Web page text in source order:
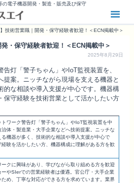
電子機器開発・製造・販売及び保守
】技術営業職｜開発・保守経験者歓迎！＜ECN掲載中＞
発・保守経験者歓迎！＜ECN掲載中＞
2025年8月29日
灯「警子ちゃん」やIoT監視装置を、
提案。ニッチながら現場を支える機器と
的な相談や導入支援が中心です。機器構
保守経験を技術営業として活かしたい方
トワーク警告灯「警子ちゃん」やIoT監視装置を中
体・製造業・大手企業などへ技術提案。ニッチな
る機器が多く、技術的な相談や導入支援が中心で
経験を活かしたい方、機器構成に理解がある方を歓
クに興味があり、学びながら取り組める方を歓迎
ーやSIerでの営業経験者は優遇。官公庁・大手企業
ため、丁寧な対応ができる方を求めています。業界